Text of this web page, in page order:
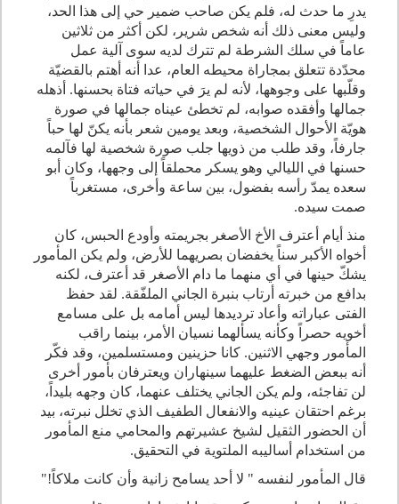
يدرِ ما حدث له، فلم يكن صاحب ضمير حي إلى هذا الحد،
وليس معنى ذلك أنه شخص شرير، لكن أكثر من ثلاثين
عاماً في سلك الشرطة لم تترك لديه سوى آلية عمل
محدّدة تتعلق بمجاراة محيطه العام، عدا أنه أهتم بالقضيّة
وقلّبها على وجوهها، لأنه لم يرَ في حياته فتاة بحسنها. أذهله
جمالها وأفقده صوابه، لم تخطئ عيناه جمالها في صورة
هويّة الأحوال الشخصية، وبعد يومين شعر بأنه يكنّ لها حباً
جارفاً، وقد طلب من ذويها جلب صورة شخصية لها فآلمه
حسنها في الليالي وهو يسكر محملقاً إلى وجهها، وكان أبو
سعده يمدّ رأسه بفضول، بين ساعة وأخرى، مستغرباً
صمت سيده.
منذ أيام أعترف الأخ الأصغر بجريمته وأودع الحبس، كان
أخواه الأكبر سناً يخفضان بصريهما للأرض، ولم يكن المأمور
يشكّ حينها في أي منهما ما دام الأصغر قد أعترف، لكنه
بدافع من خبرته أرتاب بنبرة الجاني الملفّقة. لقد حفظ
الفتى عباراته وأعاد ترديدها ليس أمامه بل على مسامع
أخويه حصراً وكأنه يسألهما نسيان الأمر، بينما راقب
المأمور وجهي الاثنين. كانا حزينين ومستسلمين، وقد فكّر
أنه ببعض الضغط عليهما سينهاران ويعترفان بأمور أخرى
لن تفاجئه، ولم يكن الجاني يختلف عنهما، كان وجهه بليداً،
برغم احتقان عينيه والانفعال الطفيف الذي تخلل نبرته، بيد
أن الحضور الثقيل لشيخ عشيرتهم والمحامي منع المأمور
من استخدام أساليبه الملتوية في التحقيق.
قال المأمور لنفسه " لا أحد يسامح زانية وأن كانت ملاكاً!
"